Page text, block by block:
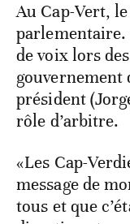
Au Cap-Vert,
de voix lors
gouvernement
président
rôle d’arbitre.
«Les Cap-
message de
tous et que